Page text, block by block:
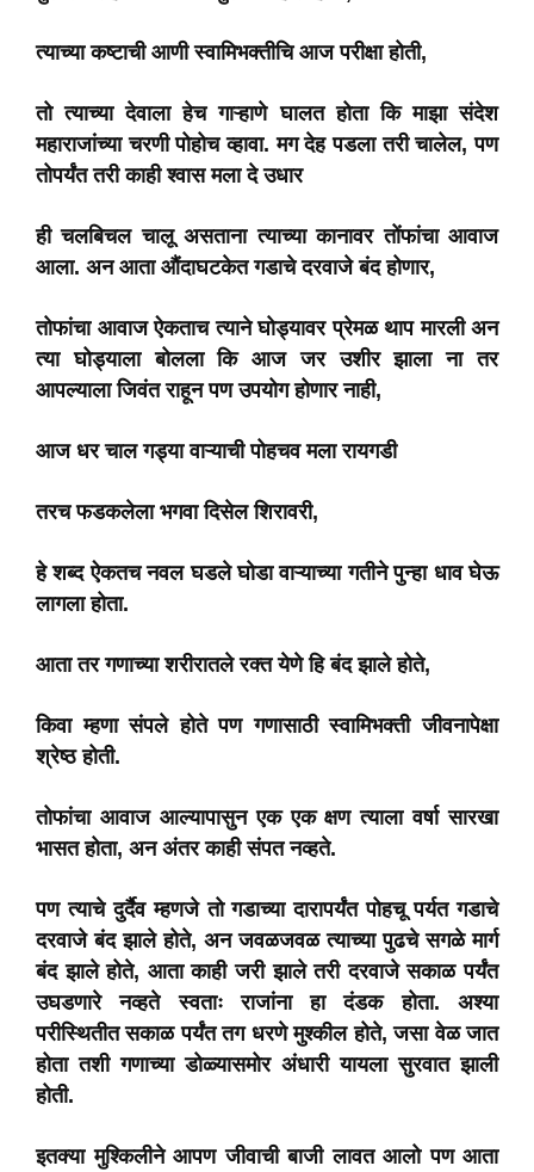
त्याच्या कष्टाची आणी स्वामिभक्तीचि आज परीक्षा होती,
तो त्याच्या देवाला हेच गाऱ्हाणे घालत होता कि माझा संदेश
महाराजांच्या चरणी पोहोच व्हावा. मग देह पडला तरी चालेल, पण
तोपर्यंत तरी काही श्वास मला दे उधार
ही चलबिचल चालू असताना त्याच्या कानावर तोंफांचा आवाज
आला. अन आता औंदाघटकेत गडाचे दरवाजे बंद होणार,
तोफांचा आवाज ऐकताच त्याने घोड्यावर प्रेमळ थाप मारली अन
त्या घोड्याला बोलला कि आज जर उशीर झाला ना तर
आपल्याला जिवंत राहून पण उपयोग होणार नाही,
आज धर चाल गड्या वाऱ्याची पोहचव मला रायगडी
तरच फडकलेला भगवा दिसेल शिरावरी,
हे शब्द ऐकतच नवल घडले घोडा वाऱ्याच्या गतीने पुन्हा धाव घेऊ
लागला होता.
आता तर गणाच्या शरीरातले रक्त येणे हि बंद झाले होते,
किवा म्हणा संपले होते पण गणासाठी स्वामिभक्ती जीवनापेक्षा
श्रेष्ठ होती.
तोफांचा आवाज आल्यापासुन एक एक क्षण त्याला वर्षा सारखा
भासत होता, अन अंतर काही संपत नव्हते.
पण त्याचे दुर्दैव म्हणजे तो गडाच्या दारापर्यंत पोहचू पर्यत गडाचे
दरवाजे बंद झाले होते, अन जवळजवळ त्याच्या पुढचे सगळे मार्ग
बंद झाले होते, आता काही जरी झाले तरी दरवाजे सकाळ पर्यंत
उघडणारे नव्हते स्वताः राजांना हा दंडक होता. अश्या
परीस्थितीत सकाळ पर्यंत तग धरणे मुश्कील होते, जसा वेळ जात
होता तशी गणाच्या डोळ्यासमोर अंधारी यायला सुरवात झाली
होती.
इतक्या मुश्किलीने आपण जीवाची बाजी लावत आलो पण आता